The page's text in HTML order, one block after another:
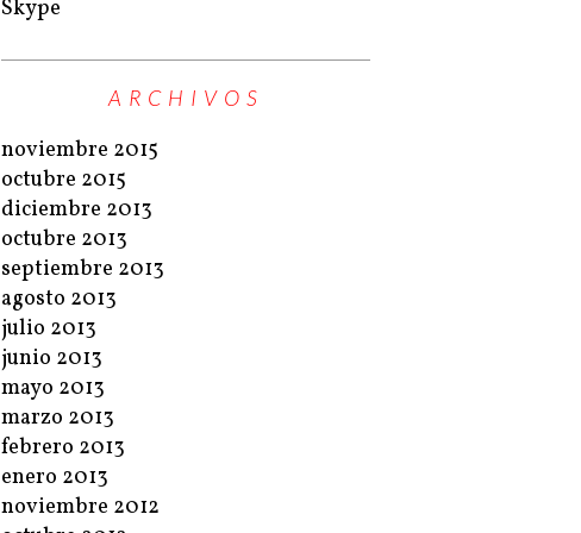
Skype
ARCHIVOS
noviembre 2015
octubre 2015
diciembre 2013
octubre 2013
septiembre 2013
agosto 2013
julio 2013
junio 2013
mayo 2013
marzo 2013
febrero 2013
enero 2013
noviembre 2012